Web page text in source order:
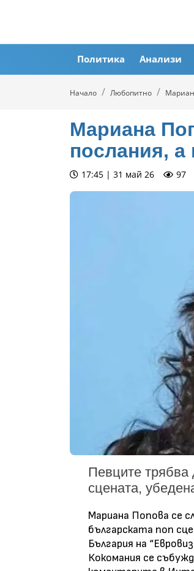
Политика Анализи
Начало Любопитно
Мариана
послания, а
17:45 | 31 май 26 97
Певците трябва
сцената,
Мариана Попова се
българската поп
България на
Кокомания се